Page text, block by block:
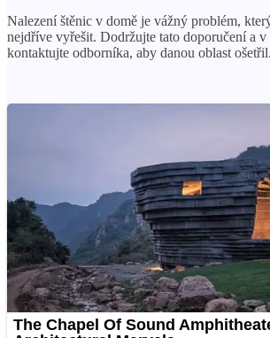
Nalezení štěnic v domě je vážný problém,
nejdříve vyřešit. Dodržujte tato doporučení a v
kontaktujte odborníka, aby danou oblast ošetřil.